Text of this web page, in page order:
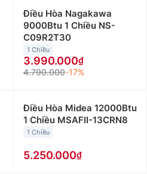
Điều Hòa Nagakawa
9000Btu 1 Chiều NS-
C09R2T30
1 Chiều
3.990.000
4.790.000-17%
Điều Hòa Midea 12000Btu
1 Chiều MSAFII-13CRN8
1 Chiều
5.250.000